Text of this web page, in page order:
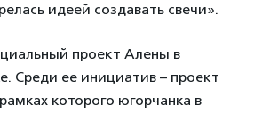
идеей создавать свечи».
проект Алены в
Среди ее инициатив – проект
которого югорчанка в